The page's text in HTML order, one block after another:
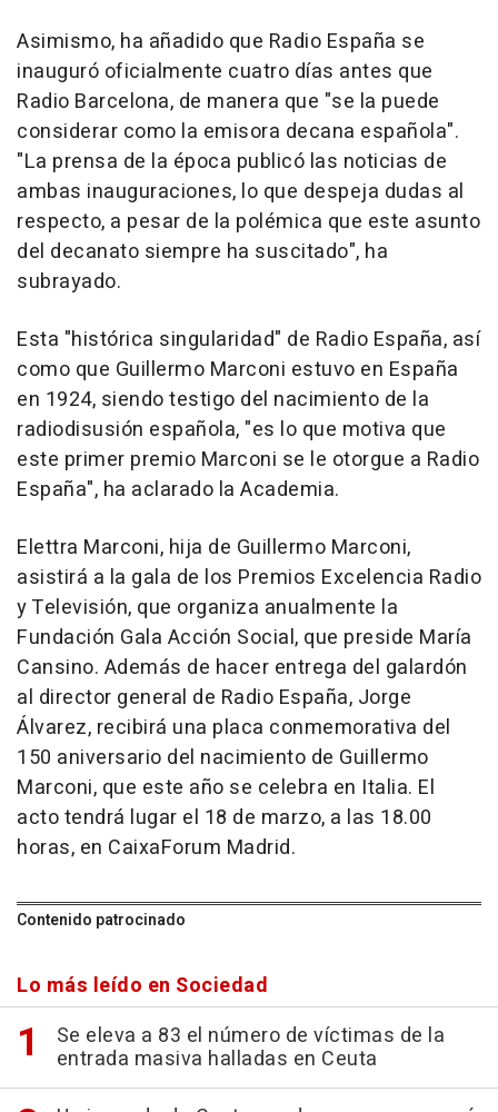
Asimismo, ha añadido que Radio España se
inauguró oficialmente cuatro días antes que
Radio Barcelona, de manera que "se la puede
considerar como la emisora decana española".
"La prensa de la época publicó las noticias de
ambas inauguraciones, lo que despeja dudas al
respecto, a pesar de la polémica que este asunto
del decanato siempre ha suscitado", ha
subrayado.
Esta "histórica singularidad" de Radio España, así
como que Guillermo Marconi estuvo en España
en 1924, siendo testigo del nacimiento de la
radiodisusión española, "es lo que motiva que
este primer premio Marconi se le otorgue a Radio
España", ha aclarado la Academia.
Elettra Marconi, hija de Guillermo Marconi,
asistirá a la gala de los Premios Excelencia Radio
y Televisión, que organiza anualmente la
Fundación Gala Acción Social, que preside María
Cansino. Además de hacer entrega del galardón
al director general de Radio España, Jorge
Álvarez, recibirá una placa conmemorativa del
150 aniversario del nacimiento de Guillermo
Marconi, que este año se celebra en Italia. El
acto tendrá lugar el 18 de marzo, a las 18.00
horas, en CaixaForum Madrid.
Contenido patrocinado
Lo más leído en Sociedad
Se eleva a 83 el número de víctimas de la
entrada masiva halladas en Ceuta